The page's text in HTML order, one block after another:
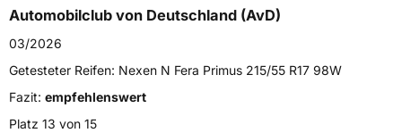
FahrzeugtypPKW
Verwendung
ModellnameN Fera Primus
FahrzeugartPKW & SUV
Automobilclub von Deutschland (AvD)
03/2026
Getesteter Reifen: Nexen N Fera Primus 215/55 R17 98W
Fazit: empfehlenswert
Platz 13 von 15